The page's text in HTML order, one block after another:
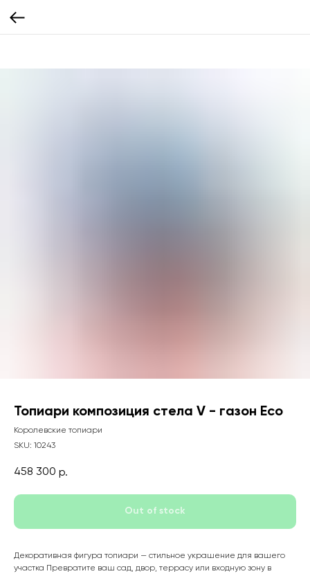
Топиари композиция стела V - газон Eco
Королевские топиари
SKU: 10243
458 300 р.
Out of stock
Декоративная фигура топиари — стильное украшение для вашего
участка Превратите ваш сад, двор, террасу или входную зону в